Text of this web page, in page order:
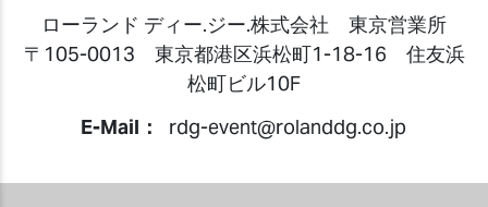
ローランド ディー.ジー.株式会社 東京営業所
〒105-0013 東京都港区浜松町1-18-16 住友浜
松町ビル10F
E-Mail：
rdg-event@rolanddg.co.jp